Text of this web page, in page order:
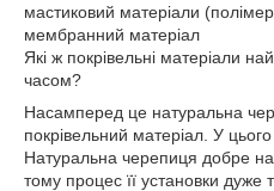
мастиковий матеріали
мембранний матеріал
Які ж покрівельні матеріали
часом?
Насамперед це натуральна
покрівельний матеріал. У цього
Натуральна черепиця добре
тому процес її установки дуже